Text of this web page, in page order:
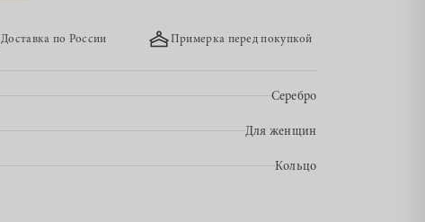
Доставка по России Примерка перед покупкой
Серебро
Для женщин
Кольцо